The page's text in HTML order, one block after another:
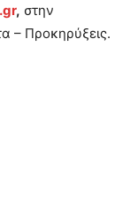
, στην
– Προκηρύξεις.